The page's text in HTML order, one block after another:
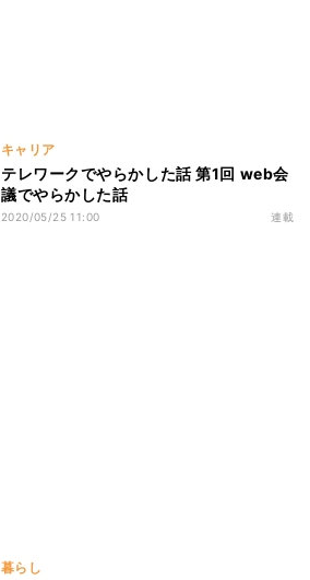
キャリア
テレワークでやらかした話 第1回 web会
議でやらかした話
2020/05/25 11:00 連載
暮らし